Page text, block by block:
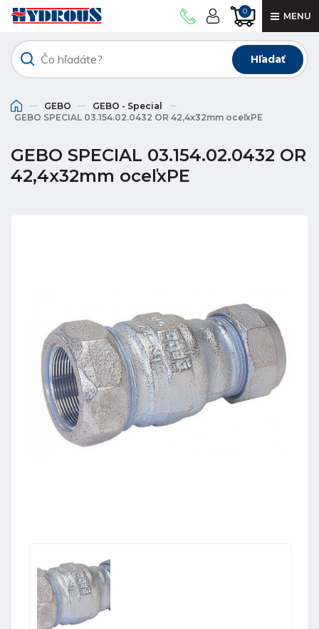
0 MENU
Hľadať
GEBO
GEBO - Special
GEBO SPECIAL 03.154.02.0432 OR 42,4x32mm oceľxPE
GEBO SPECIAL 03.154.02.0432 OR
42,4x32mm oceľxPE